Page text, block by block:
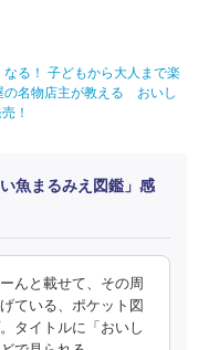
る！ 子どもから大人まで楽
の名物店主が教える おいし
！
魚まるみえ図鑑」感
んと載せて、その周
ている、ポケット図
タイトルに「おいし